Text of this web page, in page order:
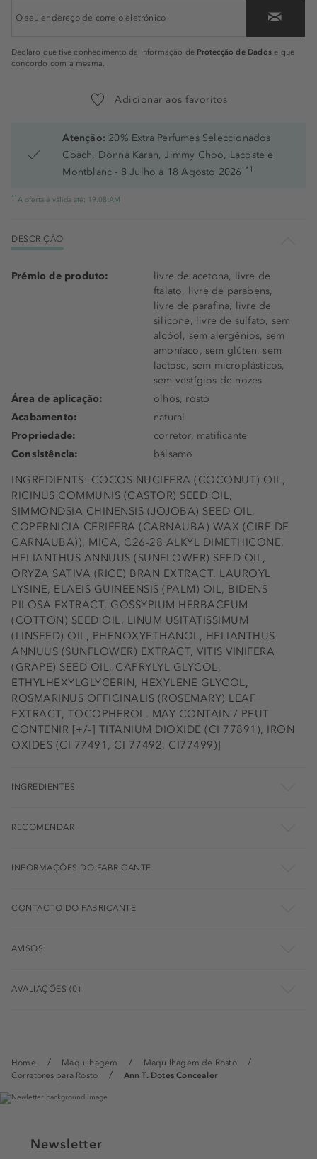
Home Maquilhagem
Maquilhagem de Rosto
Corretores para Rosto
Ann T. Dotes Concealer
Declaro que tive conhecimento da Informação de Protecção de Dados e que
concordo com a mesma.
Adicionar aos favoritos
Atenção: 20% Extra Perfumes Seleccionados
Coach, Donna Karan, Jimmy Choo, Lacoste e
Montblanc - 8 Julho a 18 Agosto 2026 *1
*1 A oferta é válida até: 19.08.AM
DESCRIÇÃO
INGREDIENTS: COCOS NUCIFERA (COCONUT) OIL,
RICINUS COMMUNIS (CASTOR) SEED OIL,
SIMMONDSIA CHINENSIS (JOJOBA) SEED OIL,
COPERNICIA CERIFERA (CARNAUBA) WAX (CIRE DE
CARNAUBA)), MICA, C26-28 ALKYL DIMETHICONE,
HELIANTHUS ANNUUS (SUNFLOWER) SEED OIL,
ORYZA SATIVA (RICE) BRAN EXTRACT, LAUROYL
LYSINE, ELAEIS GUINEENSIS (PALM) OIL, BIDENS
PILOSA EXTRACT, GOSSYPIUM HERBACEUM
(COTTON) SEED OIL, LINUM USITATISSIMUM
(LINSEED) OIL, PHENOXYETHANOL, HELIANTHUS
ANNUUS (SUNFLOWER) EXTRACT, VITIS VINIFERA
(GRAPE) SEED OIL, CAPRYLYL GLYCOL,
ETHYLHEXYLGLYCERIN, HEXYLENE GLYCOL,
ROSMARINUS OFFICINALIS (ROSEMARY) LEAF
EXTRACT, TOCOPHEROL. MAY CONTAIN / PEUT
CONTENIR [+/-] TITANIUM DIOXIDE (CI 77891), IRON
OXIDES (CI 77491, CI 77492, CI77499)]
Prémio de produto:
livre de acetona, livre de
ftalato, livre de parabens,
livre de parafina, livre de
silicone, livre de sulfato, sem
alcóol, sem alergénios, sem
amoníaco, sem glúten, sem
lactose, sem microplásticos,
sem vestígios de nozes
Área de aplicação:
olhos, rosto
Acabamento:
natural
Propriedade:
corretor, matificante
Consistência:
bálsamo
INGREDIENTES
RECOMENDAR
INFORMAÇÕES DO FABRICANTE
CONTACTO DO FABRICANTE
AVISOS
AVALIAÇÕES (0)
Newsletter